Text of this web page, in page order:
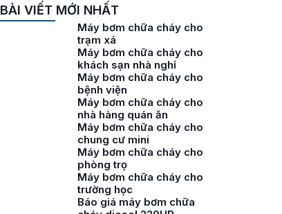
BÀI VIẾT MỚI NHẤT
Máy bơm chữa cháy cho
trạm xá
Máy bơm chữa cháy cho
khách sạn nhà nghỉ
Máy bơm chữa cháy cho
bệnh viện
Máy bơm chữa cháy cho
nhà hàng quán ăn
Máy bơm chữa cháy cho
chung cư mini
Máy bơm chữa cháy cho
phòng trọ
Máy bơm chữa cháy cho
trường học
Báo giá máy bơm chữa